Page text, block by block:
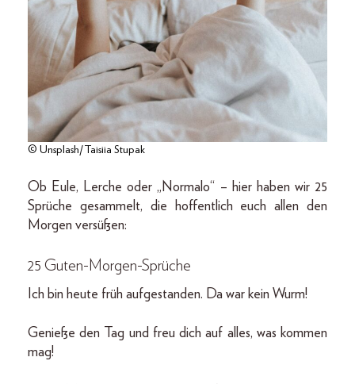
© Unsplash/Taisiia Stupak
Ob Eule, Lerche oder „Normalo“ – hier haben wir 25
Sprüche gesammelt, die hoffentlich euch allen den
Morgen versüßen:
25 Guten-Morgen-Sprüche
Ich bin heute früh aufgestanden. Da war kein Wurm!
Genieße den Tag und freu dich auf alles, was kommen
mag!